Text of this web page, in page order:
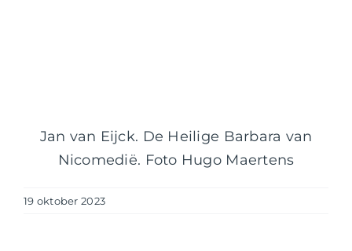
Jan van Eijck. De Heilige Barbara van
Nicomedië. Foto Hugo Maertens
19 oktober 2023